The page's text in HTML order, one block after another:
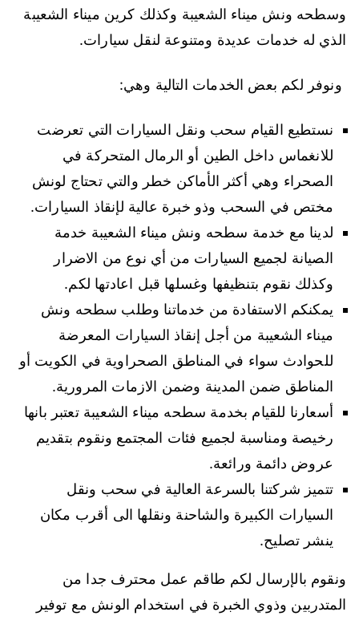
وسطحه ونش ميناء الشعيبة وكذلك كرين ميناء الشعيبة
الذي له خدمات عديدة ومتنوعة لنقل سيارات.
ونوفر لكم بعض الخدمات التالية وهي:
نستطيع القيام سحب ونقل السيارات التي تعرضت
للانغماس داخل الطين أو الرمال المتحركة في
الصحراء وهي أكثر الأماكن خطر والتي تحتاج لونش
مختص في السحب وذو خبرة عالية لإنقاذ السيارات.
لدينا مع خدمة سطحه ونش ميناء الشعيبة خدمة
الصيانة لجميع السيارات من أي نوع من الاضرار
وكذلك نقوم بتنظيفها وغسلها قبل اعادتها لكم.
يمكنكم الاستفادة من خدماتنا وطلب سطحه ونش
ميناء الشعيبة من أجل إنقاذ السيارات المعرضة
للحوادث سواء في المناطق الصحراوية في الكويت أو
المناطق ضمن المدينة وضمن الازمات المرورية.
أسعارنا للقيام بخدمة سطحه ميناء الشعيبة تعتبر بانها
رخيصة ومناسبة لجميع فئات المجتمع ونقوم بتقديم
عروض دائمة ورائعة.
تتميز شركتنا بالسرعة العالية في سحب ونقل
السيارات الكبيرة والشاحنة ونقلها الى أقرب مكان
ينشر تصليح.
ونقوم بالإرسال لكم طاقم عمل محترف جدا من
المتدربين وذوي الخبرة في استخدام الونش مع توفير